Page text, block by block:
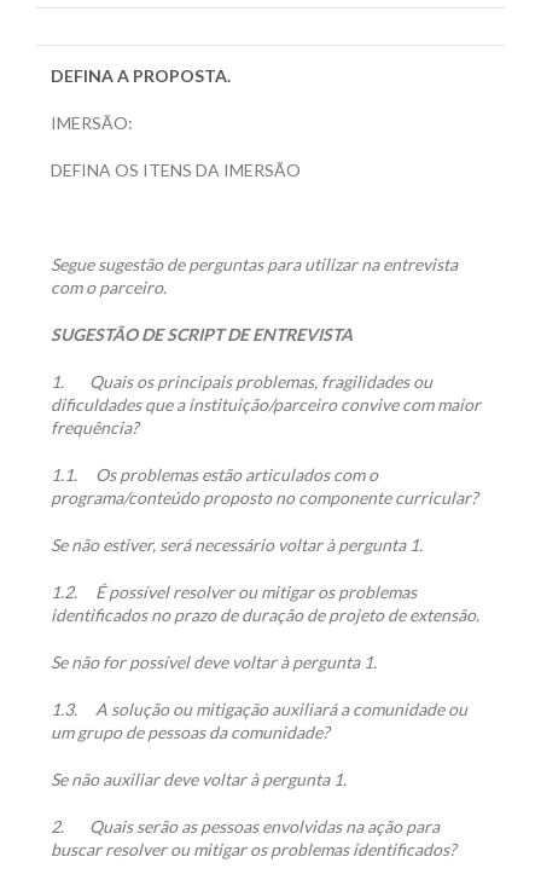
DEFINA A PROPOSTA.
IMERSÃO:
DEFINA OS ITENS DA IMERSÃO
Segue sugestão de perguntas para utilizar na entrevista
com o parceiro.
SUGESTÃO DE SCRIPT DE ENTREVISTA
1. Quais os principais problemas, fragilidades ou
dificuldades que a instituição/parceiro convive com maior
frequência?
1.1. Os problemas estão articulados com o
programa/conteúdo proposto no componente curricular?
Se não estiver, será necessário voltar à pergunta 1.
1.2. É possível resolver ou mitigar os problemas
identificados no prazo de duração de projeto de extensão.
Se não for possível deve voltar à pergunta 1.
1.3. A solução ou mitigação auxiliará a comunidade ou
um grupo de pessoas da comunidade?
Se não auxiliar deve voltar à pergunta 1.
2. Quais serão as pessoas envolvidas na ação para
buscar resolver ou mitigar os problemas identificados?